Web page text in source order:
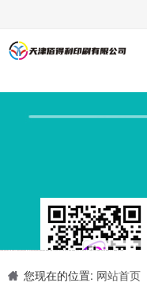
海报印刷
服务项目
新闻动态
关于我们
联系我们
您现在的位置: 网站首页